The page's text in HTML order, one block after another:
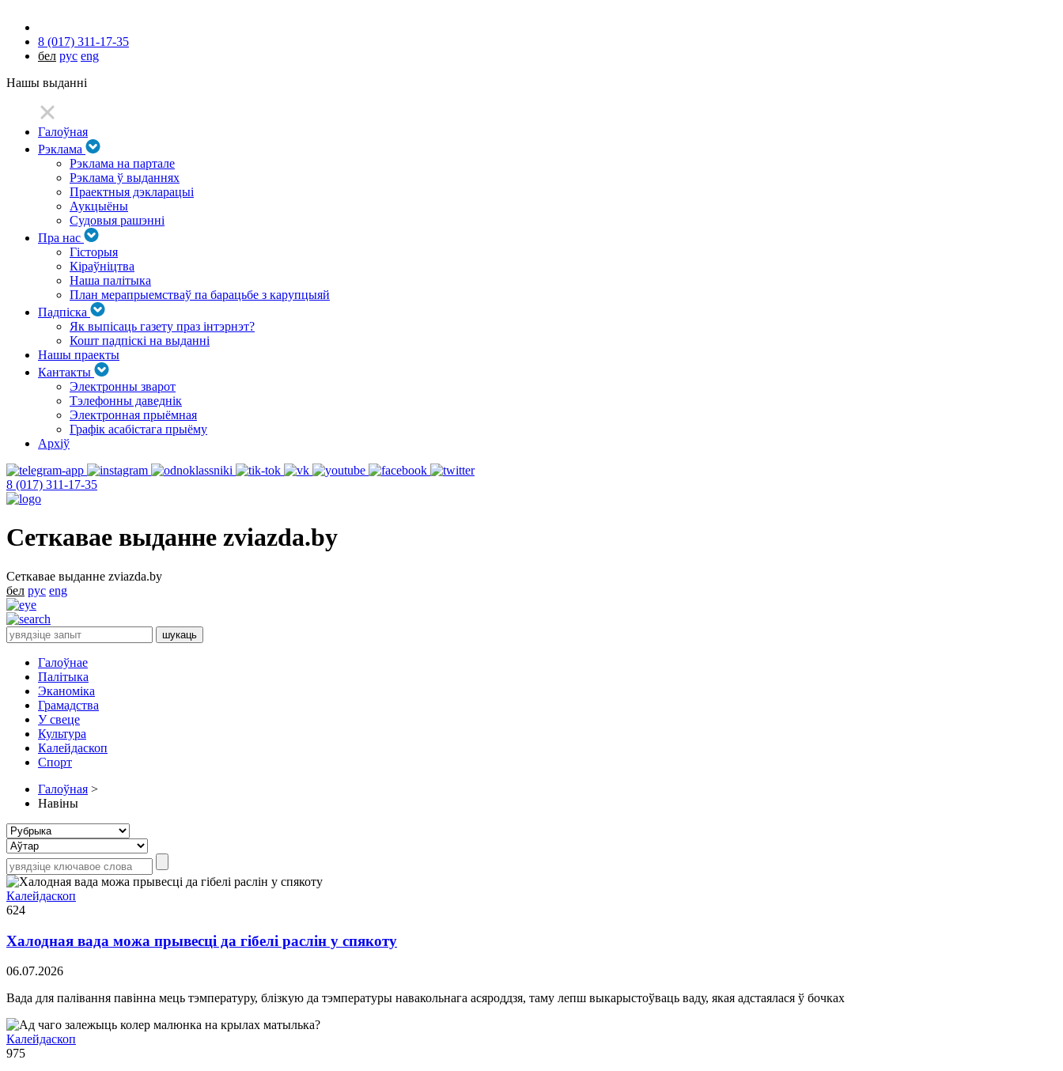
8 (017) 311-17-35
бел рус eng
Нашы выданні
Галоўная
Рэклама
Рэклама на партале
Рэклама ў выданнях
Праектныя дэкларацыі
Аукцыёны
Судовыя рашэнні
Пра нас
Гісторыя
Кіраўніцтва
Наша палітыка
План мерапрыемстваў па барацьбе з карупцыяй
Падпіска
Як выпісаць газету праз інтэрнэт?
Кошт падпіскі на выданні
Нашы праекты
Кантакты
Электронны зварот
Тэлефонны даведнік
Электронная прыёмная
Графік асабістага прыёму
Архіў
8 (017) 311-17-35
Сеткавае выданне zviazda.by
Сеткавае выданне zviazda.by
бел рус eng
Галоўнае
Палітыка
Эканоміка
Грамадства
У свеце
Культура
Калейдаскоп
Спорт
Галоўная >
Навіны
Калейдаскоп
624
Халодная вада можа прывесці да гібелі раслін у спякоту
06.07.2026
Вада для палівання павінна мець тэмпературу, блізкую да тэмпературы навакольнага асяроддзя, таму лепш выкарыстоўваць ваду, якая адстаялася ў бочках
Калейдаскоп
975